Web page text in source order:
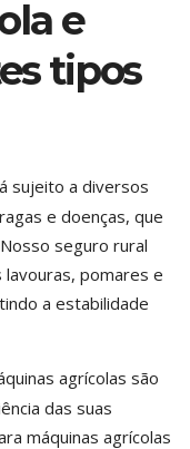
e
tipos
sujeito a diversos
e doenças, que
seguro rural
pomares e
a estabilidade
agrícolas são
das suas
máquinas agrícolas